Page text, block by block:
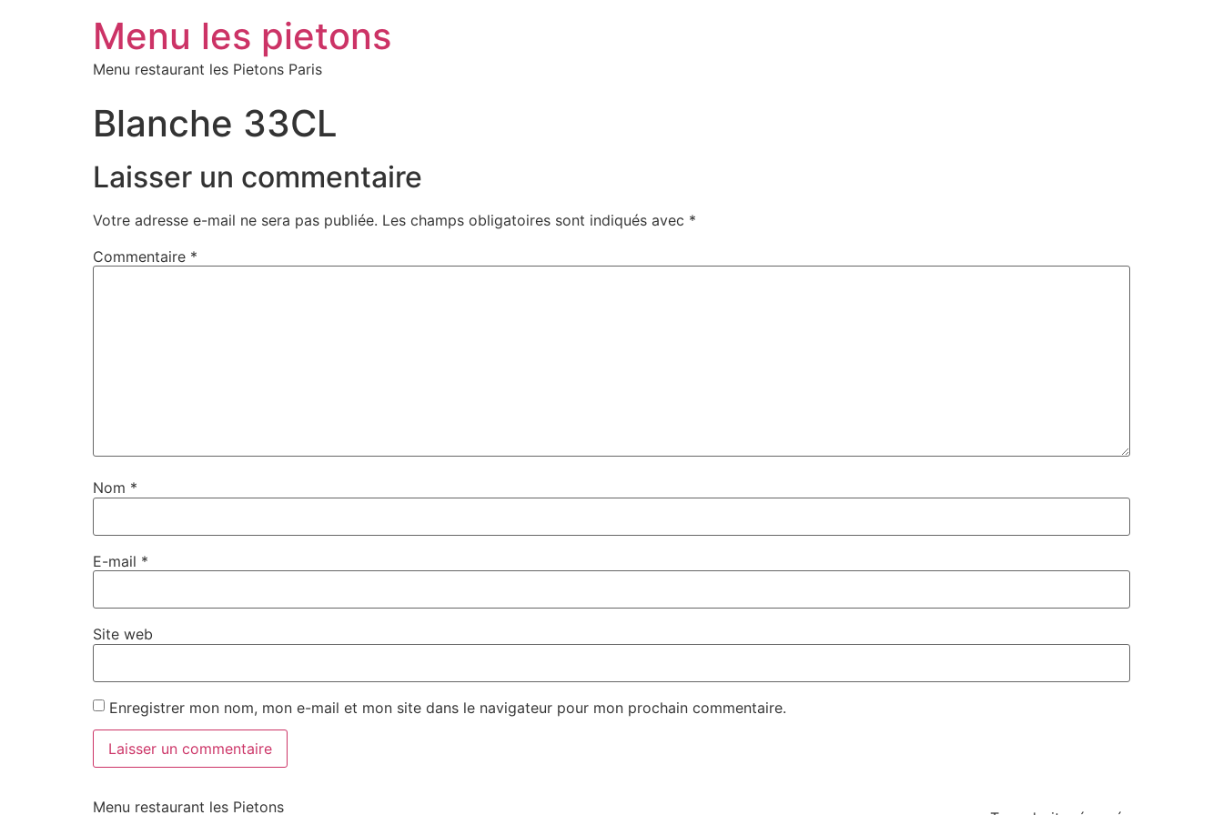
Menu les pietons
Menu restaurant les Pietons Paris
Blanche 33CL
Laisser un commentaire
Votre adresse e-mail ne sera pas publiée. Les champs obligatoires sont indiqués avec *
Commentaire *
Nom *
E-mail *
Site web
Enregistrer mon nom, mon e-mail et mon site dans le navigateur pour mon prochain commentaire.
Menu restaurant les Pietons